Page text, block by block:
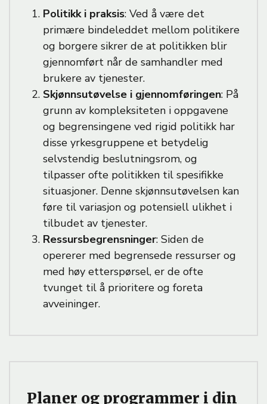
Politikk i praksis: Ved å være det
primære bindeleddet mellom politikere
og borgere sikrer de at politikken blir
gjennomført når de samhandler med
brukere av tjenester.
Skjønnsutøvelse i gjennomføringen: På
grunn av kompleksiteten i oppgavene
og begrensingene ved rigid politikk har
disse yrkesgruppene et betydelig
selvstendig beslutningsrom, og
tilpasser ofte politikken til spesifikke
situasjoner. Denne skjønnsutøvelsen kan
føre til variasjon og potensiell ulikhet i
tilbudet av tjenester.
Ressursbegrensninger: Siden de
opererer med begrensede ressurser og
med høy etterspørsel, er de ofte
tvunget til å prioritere og foreta
avveininger.
Planer og programmer i din